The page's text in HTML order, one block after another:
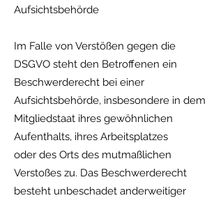
Aufsichtsbehörde
Im Falle von Verstößen gegen die
DSGVO steht den Betroffenen ein
Beschwerderecht bei einer
Aufsichtsbehörde, insbesondere in dem
Mitgliedstaat ihres gewöhnlichen
Aufenthalts, ihres Arbeitsplatzes
oder des Orts des mutmaßlichen
Verstoßes zu. Das Beschwerderecht
besteht unbeschadet anderweitiger